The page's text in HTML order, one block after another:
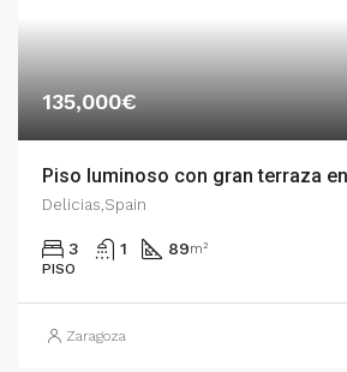
135,000€
Delicias,Spain
3 1 89m²
PISO
Zaragoza